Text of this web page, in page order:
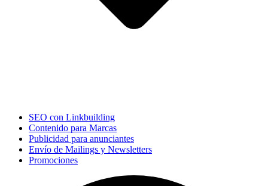
SEO con Linkbuilding
Contenido para Marcas
Publicidad para anunciantes
Envío de Mailings y Newsletters
Promociones